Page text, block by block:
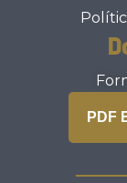
PDF